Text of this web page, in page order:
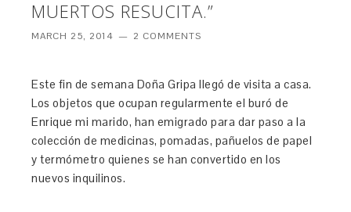
MUERTOS RESUCITA.”
MARCH 25, 2014 2 COMMENTS
Este fin de semana Doña Gripa llegó de visita a casa.
Los objetos que ocupan regularmente el buró de
Enrique mi marido, han emigrado para dar paso a la
colección de medicinas, pomadas, pañuelos de papel
y termómetro quienes se han convertido en los
nuevos inquilinos.